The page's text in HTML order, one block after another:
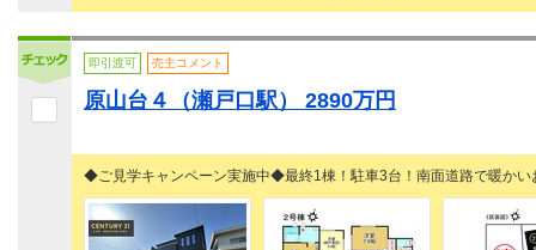
即引渡可 売主コメント
原山台４（瀬戸口駅） 2890万円
◆ご見学キャンペーン実施中◆最終1棟！駐車3台！南面道路で暖かい